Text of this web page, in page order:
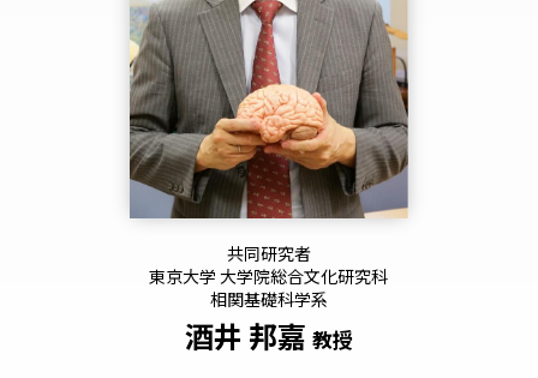
共同研究者
東京大学 大学院総合文化研究科
相関基礎科学系
酒井 邦嘉 教授